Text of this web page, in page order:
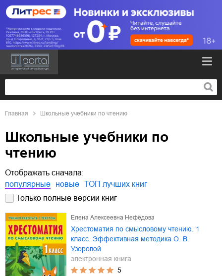
Главная Школьные учебники по чтению
Школьные учебники по
чтению
Отображать сначала:
популярные
новые ТОП лучших книг
Только полные версии книг
Елена Алексеевна Нефёдова
Хрестоматия по смысловому чтению. 1
класс. Эффективная методика О. В.
Узоровой
электронная книга
5